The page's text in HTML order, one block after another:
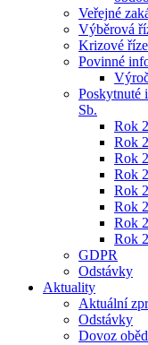
Veřejné
Výběrová
Krizové
Povinné
Poskytnuté
Sb.
Rok
Rok
Rok
Rok
Rok
Rok
Rok
Rok
GDPR
Odstávky
Aktuality
Aktuální
Odstávky
Dovoz